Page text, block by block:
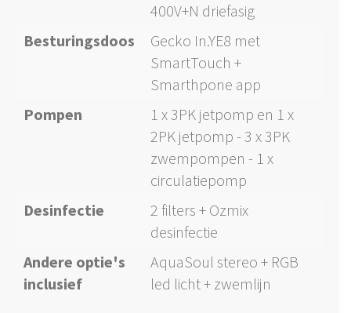
400V+N driefasig
Besturingsdoos
Gecko In.YE8 met
SmartTouch +
Smarthpone app
Pompen
1 x 3PK jetpomp en 1 x
2PK jetpomp - 3 x 3PK
zwempompen - 1 x
circulatiepomp
Desinfectie
2 filters + Ozmix
desinfectie
Andere optie's
inclusief
AquaSoul stereo + RGB
led licht + zwemlijn